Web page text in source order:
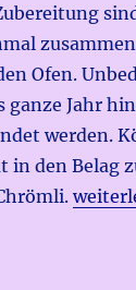
Ofen.
ganze Jahr
werden.
in den Belag